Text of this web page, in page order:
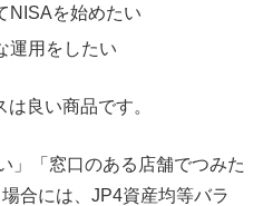
NISAを始めたい
運用をしたい
良い商品です。
」「窓口のある店舗でつみた
合には、JP4資産均等バラ